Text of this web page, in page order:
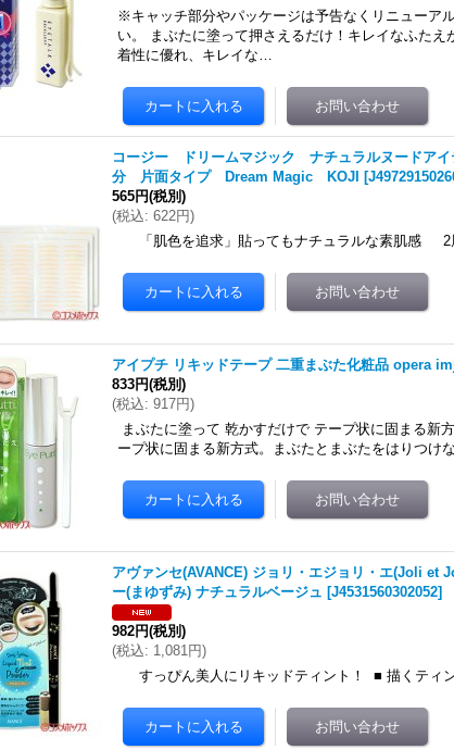
※キャッチ部分やパッケージは予告なくリニューア
い。 まぶたに塗って押さえるだけ！キレイなふた
着性に優れ、キレイな…
コージー ドリームマジック ナチュラルヌードア
分 片面タイプ Dream Magic KOJI
[
565円(税別)
(税込: 622円)
「肌色を追求」貼ってもナチュラルな素肌感 2
アイプチ リキッドテープ 二重まぶた化粧品 opera
833円(税別)
(税込: 917円)
まぶたに塗って 乾かすだけで テープ状に固まる新
ープ状に固まる新方式。まぶたとまぶたをはりつけ
アヴァンセ(AVANCE) ジョリ・エジョリ・エ(Joli et
ー(まゆずみ) ナチュラルベージュ [J4531560302052]
982円(税別)
(税込: 1,081円)
すっぴん美人にリキッドティント！ ■ 描くティ